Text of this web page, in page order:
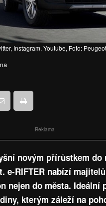
Instagram, Youtube, Foto: Peugeot
Reklama
novým přírůstkem do
e-RIFTER nabízí
nejen do města. Ideální
kterým záleží na